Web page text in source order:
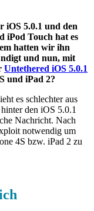
iOS 5.0.1 und den
iPod Touch hat es
hatten wir ihn
und nun, mit
Untethered iOS 5.0.1
und iPad 2?
es schlechter aus
den iOS 5.0.1
Nachricht. Nach
notwendig um
4S bzw. iPad 2 zu